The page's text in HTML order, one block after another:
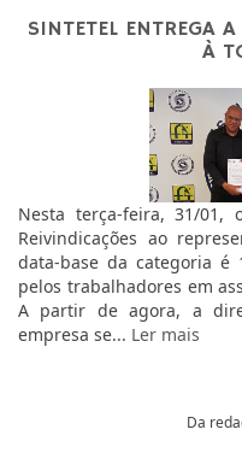
SINTETEL ENTREGA
À
Nesta terça-feira, 31/01,
Reivindicações ao
data-base da categoria é
pelos trabalhadores em
A partir de agora, a
empresa se... Ler mais
Da